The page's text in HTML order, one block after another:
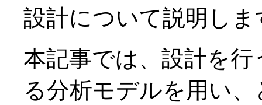
設計について説明しま
本記事では、設計を
る分析モデルを用い